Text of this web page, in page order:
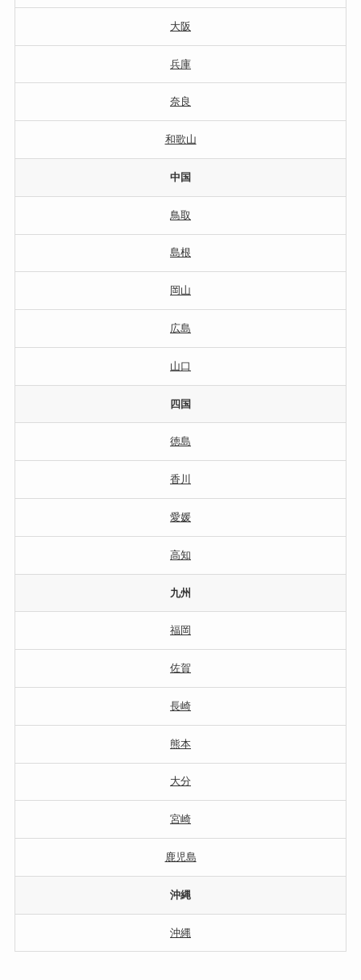
大阪
兵庫
奈良
和歌山
中国
鳥取
島根
岡山
広島
山口
四国
徳島
香川
愛媛
高知
九州
福岡
佐賀
長崎
熊本
大分
宮崎
鹿児島
沖縄
沖縄